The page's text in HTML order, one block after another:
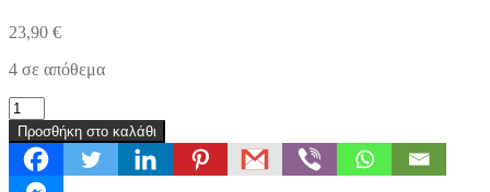
23,90 €
4 σε απόθεμα
ΔΑΧΤΥΛΙΔΙ
ΡΟΖ
ΧΑΛΑΖΙΑΣ
ΚΥΚΛΟΣ
(D145)
Προσθήκη στο καλάθι